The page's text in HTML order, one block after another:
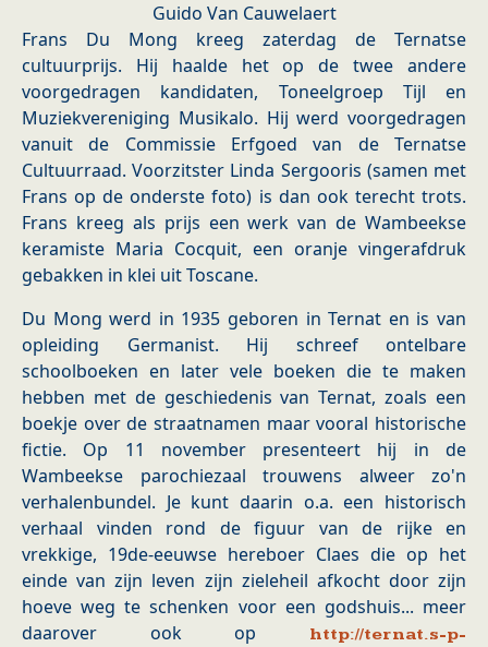
Guido Van Cauwelaert
Frans Du Mong kreeg zaterdag de Ternatse
cultuurprijs. Hij haalde het op de twee andere
voorgedragen kandidaten, Toneelgroep Tijl en
Muziekvereniging Musikalo. Hij werd voorgedragen
vanuit de Commissie Erfgoed van de Ternatse
Cultuurraad. Voorzitster Linda Sergooris (samen met
Frans op de onderste foto) is dan ook terecht trots.
Frans kreeg als prijs een werk van de Wambeekse
keramiste Maria Cocquit, een oranje vingerafdruk
gebakken in klei uit Toscane.
Du Mong werd in 1935 geboren in Ternat en is van
opleiding Germanist. Hij schreef ontelbare
schoolboeken en later vele boeken die te maken
hebben met de geschiedenis van Ternat, zoals een
boekje over de straatnamen maar vooral historische
fictie. Op 11 november presenteert hij in de
Wambeekse parochiezaal trouwens alweer zo'n
verhalenbundel. Je kunt daarin o.a. een historisch
verhaal vinden rond de figuur van de rijke en
vrekkige, 19de-eeuwse hereboer Claes die op het
einde van zijn leven zijn zieleheil afkocht door zijn
hoeve weg te schenken voor een godshuis... meer
daarover ook op
http://ternat.s-p-